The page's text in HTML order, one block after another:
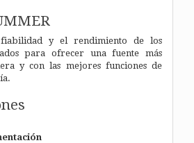
y el rendimiento de los
para ofrecer una fuente más
y con las mejores funciones de